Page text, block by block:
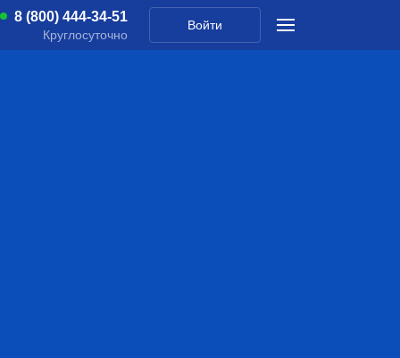
8 (800) 444-34-51
Круглосуточно
Войти